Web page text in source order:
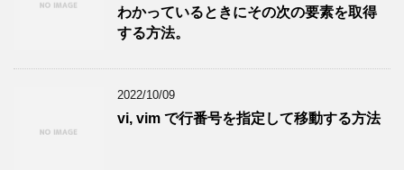
わかっているときにその次の要素を取得
する方法。
2022/10/09
vi, vim で行番号を指定して移動する方法